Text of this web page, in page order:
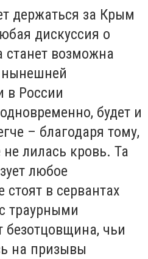
держаться за Крым
дискуссия о
станет возможна
в России
будет и
– благодаря тому,
не лилась кровь. Та
любое
в сервантах
траурными
безотцовщина, чьи
на призывы